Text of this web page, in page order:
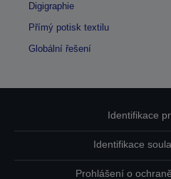
Digigraphie
Přímý potisk textilu
Globální řešení
Identifikace
Identifikace
Prohlášení o